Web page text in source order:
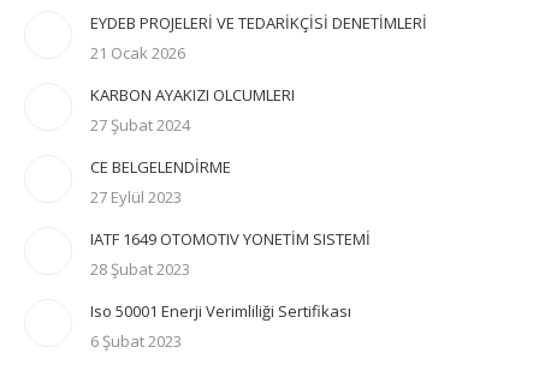
EYDEB PROJELERİ VE TEDARİKÇİSİ DENETİMLERİ
21 Ocak 2026
KARBON AYAKIZI OLCUMLERI
27 Şubat 2024
CE BELGELENDİRME
27 Eylül 2023
IATF 1649 OTOMOTIV YONETİM SISTEMİ
28 Şubat 2023
Iso 50001 Enerji Verimliliği Sertifikası
6 Şubat 2023